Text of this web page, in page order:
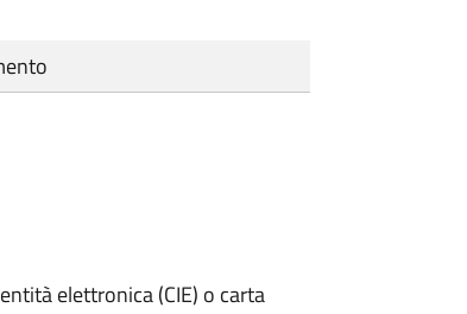
elettronica (CIE) o carta